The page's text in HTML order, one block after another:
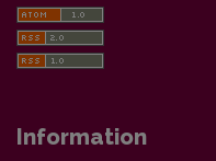
Information